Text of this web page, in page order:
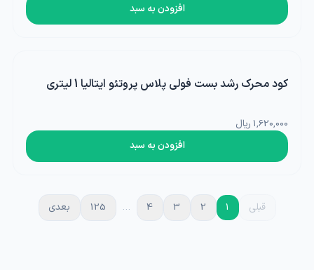
افزودن به سبد
کود محرک رشد بست فولی پلاس پروتئو ایتالیا 1 لیتری
1,620,000 ریال
افزودن به سبد
قبلی 1
2
3
4
…
125 بعدی